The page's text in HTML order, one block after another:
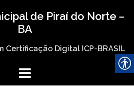
de Piraí do Norte –
BA
Certificação Digital ICP-BRASIL